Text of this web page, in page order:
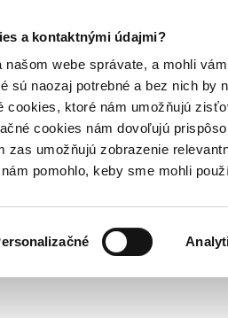
a kontaktnými údajmi?
webe správate, a mohli
sú naozaj potrebné a bez nich by
cookies, ktoré nám umožňujú
cookies nám dovoľujú
zas umožňujú zobrazenie
pomohlo, keby sme mohli